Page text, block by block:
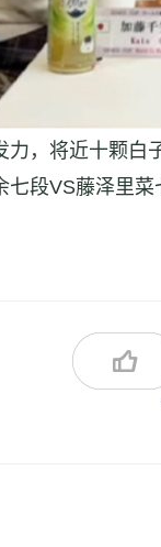
，将近十颗白
段VS藤泽里